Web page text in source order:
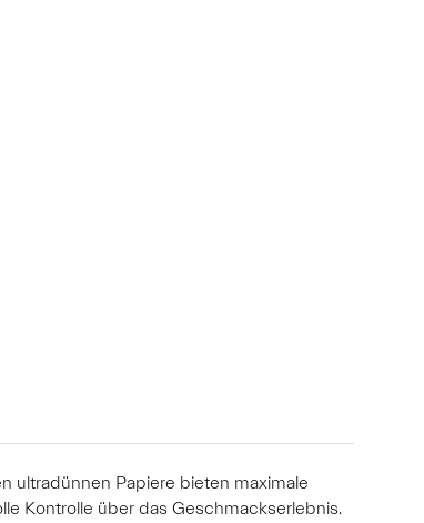
ultradünnen Papiere bieten maximale
Kontrolle über das Geschmackserlebnis.